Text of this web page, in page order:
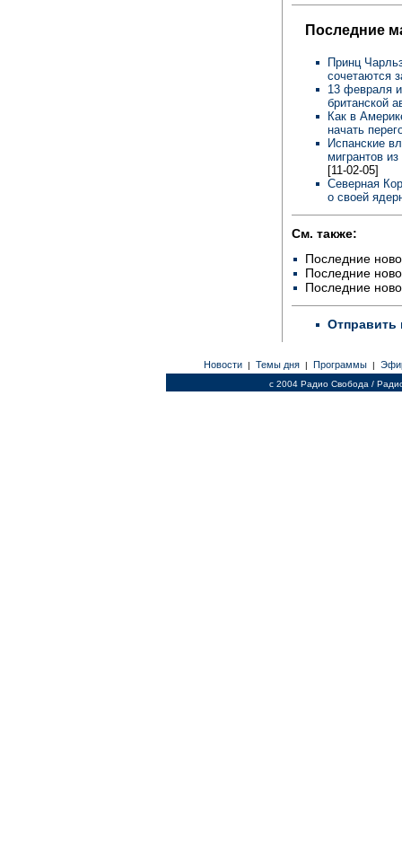
Последние
Принц
сочетаются
13 февраля
британской
Как в
начать
Испанские
мигрантов
[11-02-05]
Северная
о своей
См. также:
Последние
Последние
Последние
Отправить
Новости | Темы дня | Программы |
c 2004 Радио Свобода /